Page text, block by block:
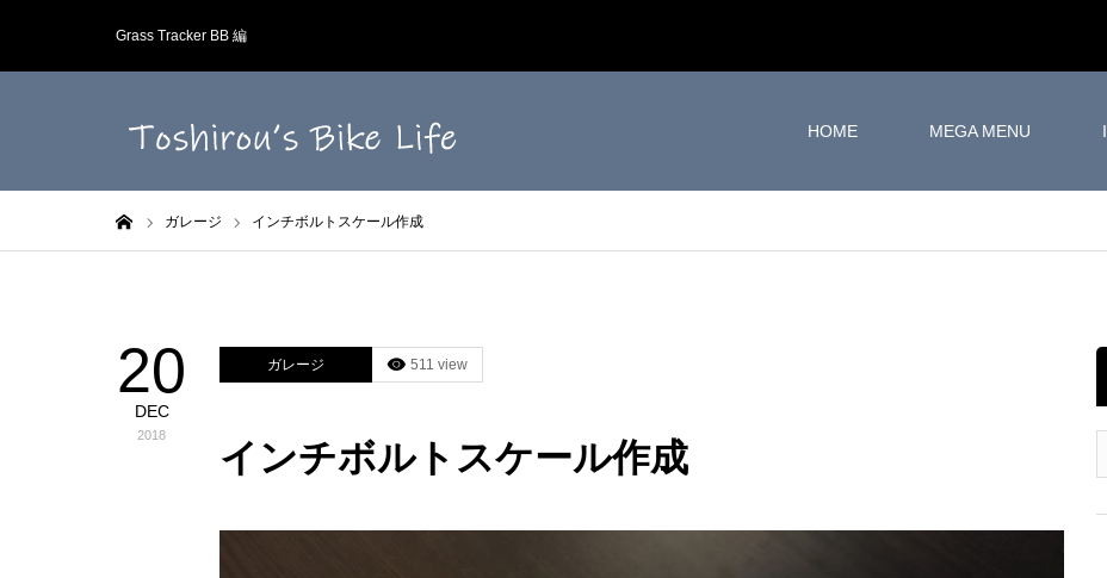
Grass Tracker BB 編
HOME MEGA MENU
ガレージ インチボルトスケール作成
20
DEC
2018
ガレージ 511 view
インチボルトスケール作成